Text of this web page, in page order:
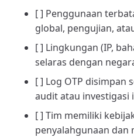
[ ] Penggunaan
global, pengujian,
[ ] Lingkungan (IP,
selaras dengan
[ ] Log OTP disimpan
audit atau investigasi
[ ] Tim memiliki
penyalahgunaan dan